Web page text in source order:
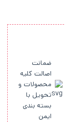
ضمانت
اصالت کلیه
محصولات و
تحویل با
بسته بندی
ایمن